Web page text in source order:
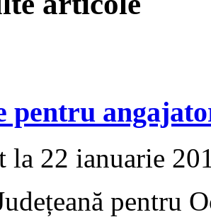
pentru
la 22 ianuarie
pentru